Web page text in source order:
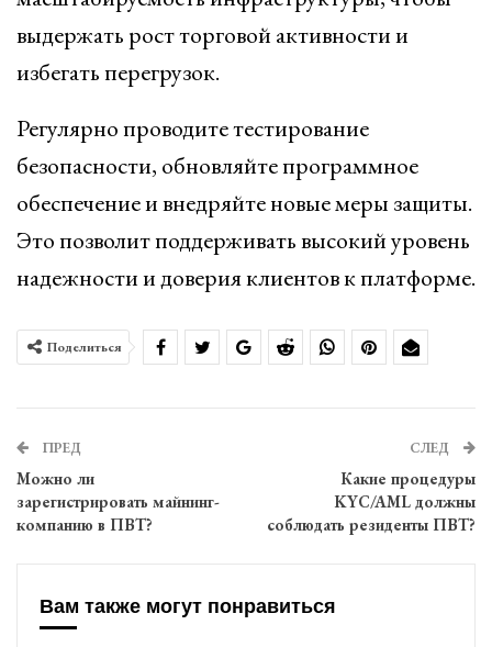
выдержать рост торговой активности и
избегать перегрузок.
Регулярно проводите тестирование
безопасности, обновляйте программное
обеспечение и внедряйте новые меры защиты.
Это позволит поддерживать высокий уровень
надежности и доверия клиентов к платформе.
Поделиться
ПРЕД
Можно ли
зарегистрировать майнинг-
компанию в ПВТ?
СЛЕД
Какие процедуры
KYC/AML должны
соблюдать резиденты ПВТ?
Вам также могут понравиться